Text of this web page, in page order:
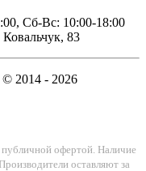
Сб-Вс: 10:00-18:00
83
© 2014 - 2026
офертой. Наличие
оставляют за